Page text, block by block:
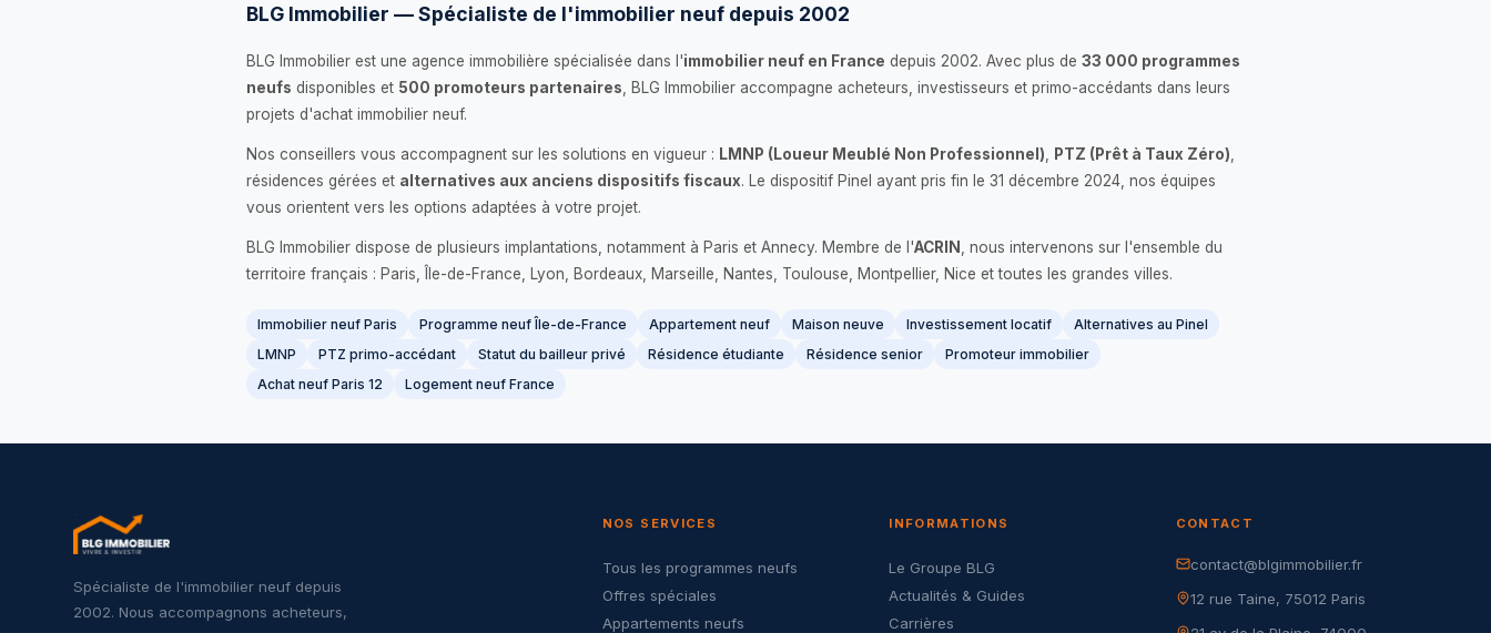
BLG Immobilier — Spécialiste de l'immobilier neuf depuis 2002
BLG Immobilier est une agence immobilière spécialisée dans l'immobilier neuf en France depuis 2002. Avec plus de 33 000 programmes
neufs disponibles et 500 promoteurs partenaires , BLG Immobilier accompagne acheteurs, investisseurs et primo-accédants dans leurs
projets d'achat immobilier neuf.
Nos conseillers vous accompagnent sur les solutions en vigueur : LMNP (Loueur Meublé Non Professionnel) PTZ (Prêt à Taux Zéro)
résidences gérées et alternatives aux anciens dispositifs fiscaux. Le dispositif Pinel ayant pris fin le 31 décembre 2024, nos équipes
vous orientent vers les options adaptées à votre projet.
BLG Immobilier dispose de plusieurs implantations, notamment à Paris et Annecy. Membre de l'ACRIN
, nous intervenons sur l'ensemble du
territoire français : Paris, Île-de-France, Lyon, Bordeaux, Marseille, Nantes, Toulouse, Montpellier, Nice et toutes les grandes villes.
Immobilier neuf Paris Programme neuf Île-de-France Appartement neuf Maison neuve Investissement locatif
Alternatives au Pinel
LMNP
PTZ primo-accédant Statut du bailleur privé Résidence étudiante Résidence senior
Promoteur immobilier
Achat neuf Paris 12
Logement neuf France
Spécialiste de l'immobilier neuf depuis
2002. Nous accompagnons acheteurs,
NOS SERVICES
Tous les programmes neufs
Offres spéciales
Appartements neufs
INFORMATIONS
Le Groupe BLG
Actualités & Guides
Carrières
CONTACT
contact@blgimmobilier.fr
12 rue Taine, 75012 Paris